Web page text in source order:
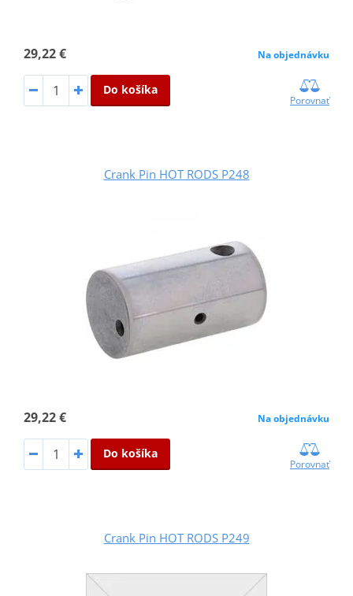
29,22 € Na objednávku
Do košíka
Porovnať
Crank Pin HOT RODS P248
29,22 € Na objednávku
Do košíka
Porovnať
Crank Pin HOT RODS P249